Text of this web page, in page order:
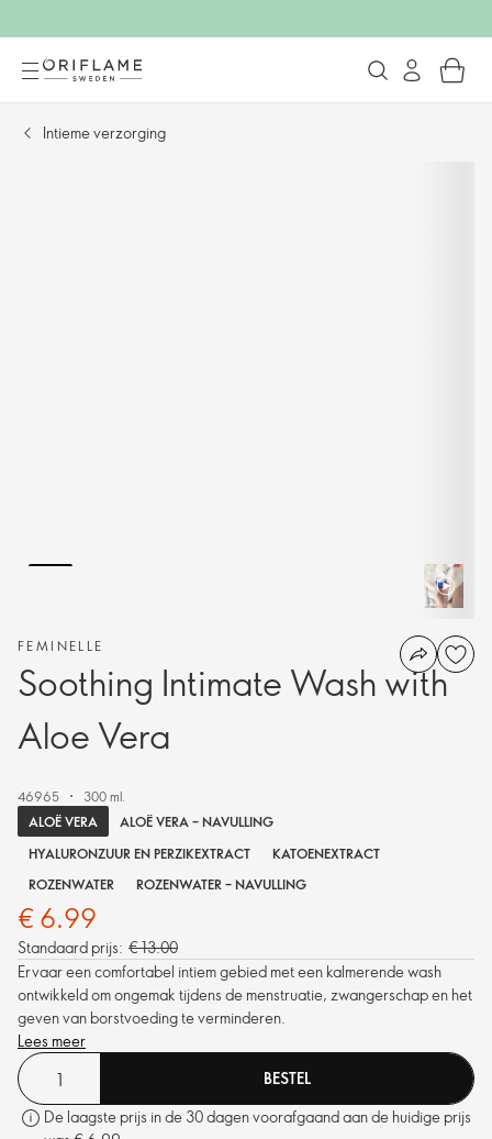
Intieme verzorging
FEMINELLE
Soothing Intimate Wash with
Aloe Vera
46965
300 ml.
ALOË VERA
ALOË VERA – NAVULLING
HYALURONZUUR EN PERZIKEXTRACT
KATOENEXTRACT
ROZENWATER
ROZENWATER – NAVULLING
€ 6.99
Standaard prijs: € 13.00
Ervaar een comfortabel intiem gebied met een kalmerende wash
ontwikkeld om ongemak tijdens de menstruatie, zwangerschap en het
geven van borstvoeding te verminderen.
Lees meer
BESTEL
De laagste prijs in de 30 dagen voorafgaand aan de huidige prijs